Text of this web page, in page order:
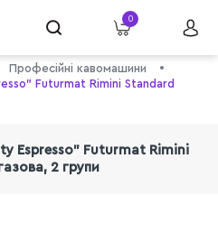
0
Професійні кавомашини
Futurmat Rimini Standard
Espresso" Futurmat Rimini
2 групи